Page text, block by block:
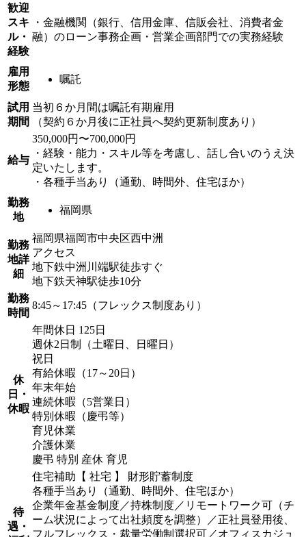
歓迎
スキ
ル・
経験
・金融機関（銀行、信用金庫、信販会社、消費者金
融）のローン事務企画・営業企画部門での実務経験
雇用
形態
嘱託
試用
期間
当初６か月間は嘱託有期雇用
（契約６か月後に正社員へ契約更新制度あり）
給与
350,000円〜700,000円
・経験・能力・スキル等を考慮し、話し合いのうえ決
定いたします。
・各種手当あり（通勤、時間外、住宅ほか）
勤務
地
福岡県
勤務
地詳
細
福岡県福岡市中央区西中洲
アクセス
地下鉄中洲川端駅徒歩すぐ
地下鉄天神駅徒歩10分
勤務
時間
8:45～17:45（フレックス制度あり）
休
日・
休暇
年間休日 125日
週休2日制（土曜日、日曜日）
祝日
有給休暇（17～20日）
年末年始
連続休暇（5営業日）
特別休暇（慶弔等）
育児休業
介護休業
慶弔 特別 産休 育児
待
遇・
住宅補助【 社宅 】 財形貯蓄制度
各種手当あり（通勤、時間外、住宅ほか）
企業年金基金制度／持株制度／リモートワーク可（チ
ーム状況によって出社頻度を調整）／正社員登用後、
フルフレックス・裁量労働制選択可／オフィスカジュ